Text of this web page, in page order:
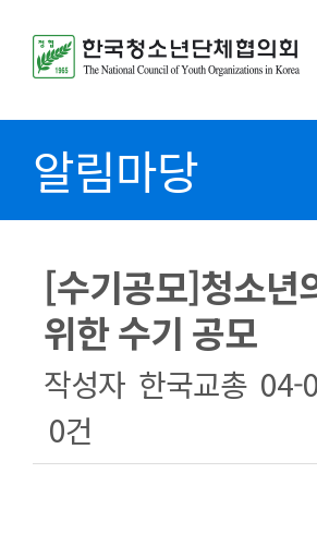
알림마당
[수기공모]청소년
위한 수기 공모
작성자 한국교총 04-
0건